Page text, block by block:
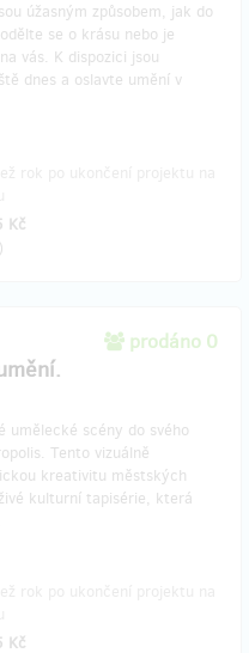
úžasným způsobem, jak do
se o krásu nebo je
vás. K dispozici jsou
dnes a oslavte umění v
Kč
)
prodáno 0
umělecké scény do svého
Tento vizuálně
kreativitu městských
kulturní tapisérie, která
Kč